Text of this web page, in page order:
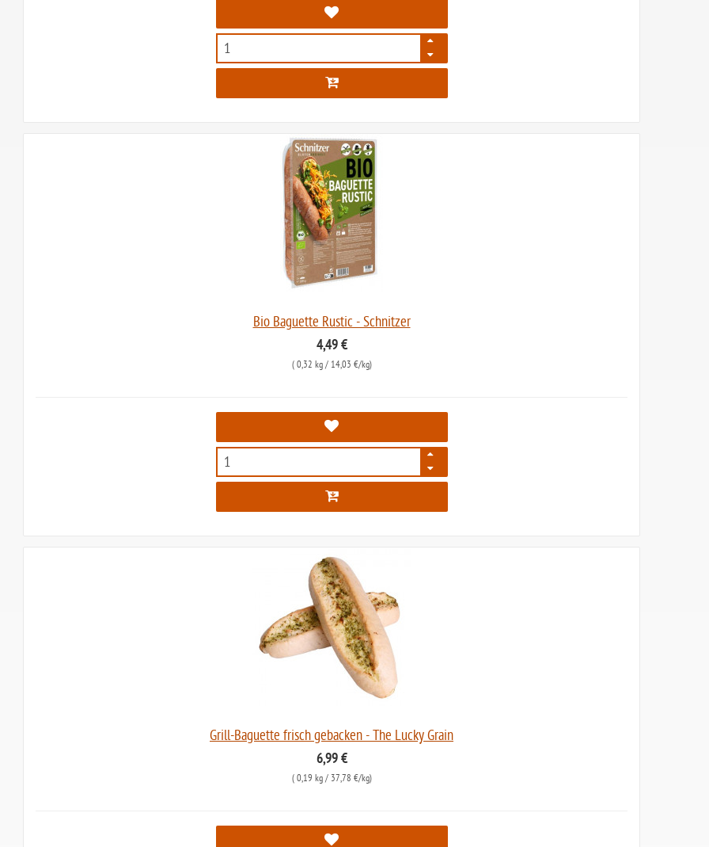
29
Bio Baguette Rustic - Schnitzer
4,49 €
( 0,32 kg/ 14,03 €/kg)
1649
Grill-Baguette frisch gebacken - The Lucky Grain
6,99 €
( 0,19 kg/ 37,78 €/kg)